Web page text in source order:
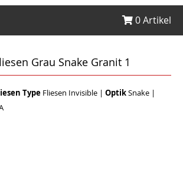
0Artikel
Grau Snake Granit 1
Type Fliesen Invisible | OptikSnake |